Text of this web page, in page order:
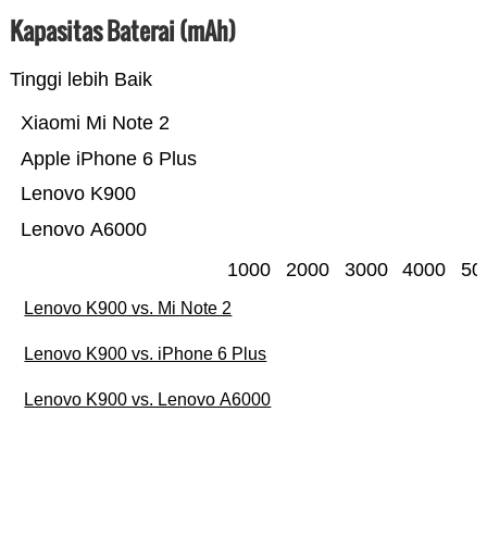
Kapasitas Baterai (mAh)
Tinggi lebih Baik
Lenovo A6000
Lenovo K900
Apple iPhone 6 Plus
Xiaomi Mi Note 2
1000 2000 3000 4000
Lenovo K900 vs. Mi Note 2
Lenovo K900 vs. iPhone 6 Plus
Lenovo K900 vs. Lenovo A6000